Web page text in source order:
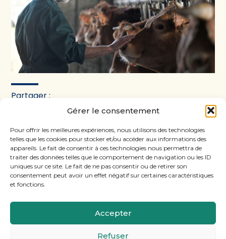
Gérer le consentement
Pour offrir les meilleures expériences, nous utilisons des technologies
telles que les cookies pour stocker et/ou accéder aux informations des
appareils. Le fait de consentir à ces technologies nous permettra de
traiter des données telles que le comportement de navigation ou les ID
uniques sur ce site. Le fait de ne pas consentir ou de retirer son
consentement peut avoir un effet négatif sur certaines caractéristiques
et fonctions.
Accepter
Refuser
Partager :
FaceBook
TwitterLinkedIn
Footer
11, rue Laugier, 75017 PARIS